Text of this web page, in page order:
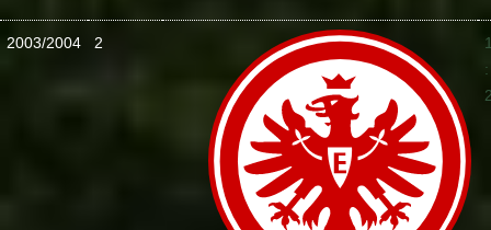
2003/2004 2
: